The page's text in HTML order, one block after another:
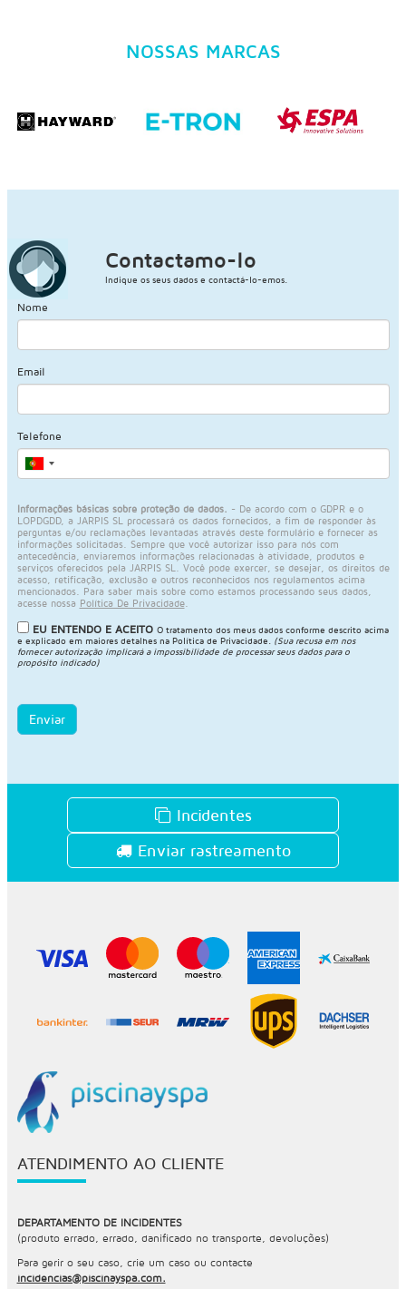
NOSSAS MARCAS
Contactamo-lo
Indique os seus dados e contactá-lo-emos.
Nome
Email
Telefone
Informações básicas sobre proteção de dados.
- De acordo com o GDPR e o
LOPDGDD, a JARPIS SL processará os dados fornecidos, a fim de responder às
perguntas e/ou reclamações levantadas através deste formulário e fornecer as
informações solicitadas. Sempre que você autorizar isso para nós com
antecedência, enviaremos informações relacionadas à atividade, produtos e
serviços oferecidos pela JARPIS SL. Você pode exercer, se desejar, os direitos de
acesso, retificação, exclusão e outros reconhecidos nos regulamentos acima
mencionados. Para saber mais sobre como estamos processando seus dados,
acesse nossa Política De Privacidade.
EU ENTENDO E ACEITO O tratamento dos meus dados conforme descrito acima
e explicado em maiores detalhes na Política de Privacidade
(Sua recusa em nos
fornecer autorização implicará a impossibilidade de processar seus dados para o
propósito indicado)
Enviar
Incidentes
Enviar rastreamento
ATENDIMENTO AO CLIENTE
DEPARTAMENTO DE INCIDENTES
(produto errado, errado, danificado no transporte, devoluções)
Para gerir o seu caso, crie um caso ou contacte
incidencias@piscinayspa.com.